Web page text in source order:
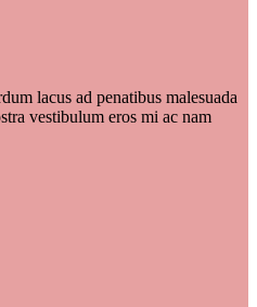
lacus ad penatibus malesuada
vestibulum eros mi ac nam